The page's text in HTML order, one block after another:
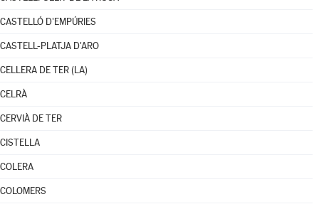
CASTELLÓ D'EMPÚRIES
CASTELL-PLATJA D'ARO
CELLERA DE TER (LA)
CELRÀ
CERVIÀ DE TER
CISTELLA
COLERA
COLOMERS